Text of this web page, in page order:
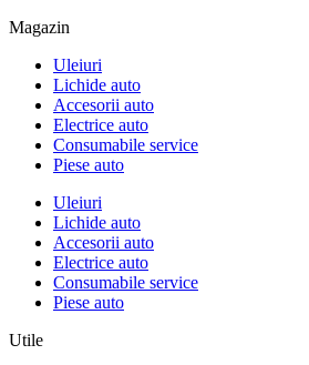
Magazin
Uleiuri
Lichide auto
Accesorii auto
Electrice auto
Consumabile service
Piese auto
Uleiuri
Lichide auto
Accesorii auto
Electrice auto
Consumabile service
Piese auto
Utile